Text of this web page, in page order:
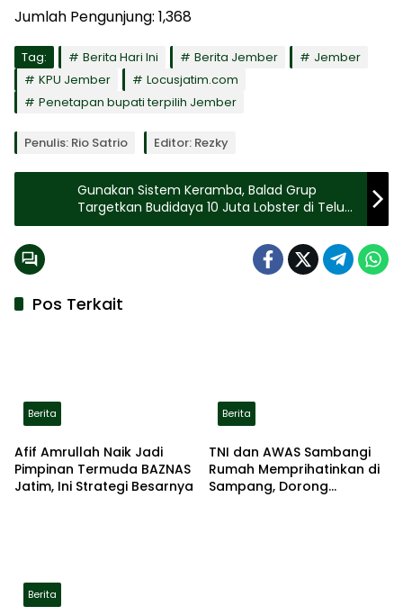
Jumlah Pengunjung: 1,368
Tag: Berita Hari Ini Berita Jember
Jember
KPU Jember
Locusjatim.com
Penetapan bupati terpilih Jember
Penulis: Rio Satrio Editor: Rezky
Gunakan Sistem Keramba, Balad Grup
Targetkan Budidaya 10 Juta Lobster di Teluk
Pangelek Kangayan
Pos Terkait
Berita
Afif Amrullah Naik Jadi
Pimpinan Termuda BAZNAS
Jatim, Ini Strategi Besarnya
Berita
TNI dan AWAS Sambangi
Rumah Memprihatinkan di
Sampang, Dorong
Berita